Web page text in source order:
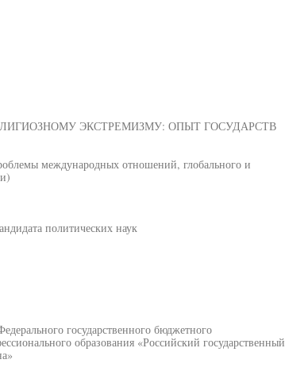
ЭКСТРЕМИЗМУ: ОПЫТ ГОСУДАРСТВ
международных отношений, глобального и
политических наук
государственного бюджетного
образования «Российский государственный